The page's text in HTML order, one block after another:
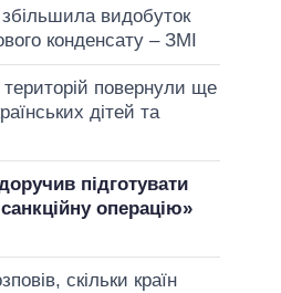
збільшила видобуток
конденсату – ЗМІ
повернули ще
дітей та
підготувати
операцію»
скільки країн